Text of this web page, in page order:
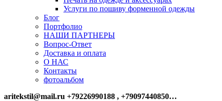
Услуги по пошиву форменной одежды
Блог
Портфолио
НАШИ ПАРТНЕРЫ
Вопрос-Ответ
Доставка и оплата
О НАС
Контакты
фотоальбом
aritekstil@mail.ru +79226990188 , +79097440850…